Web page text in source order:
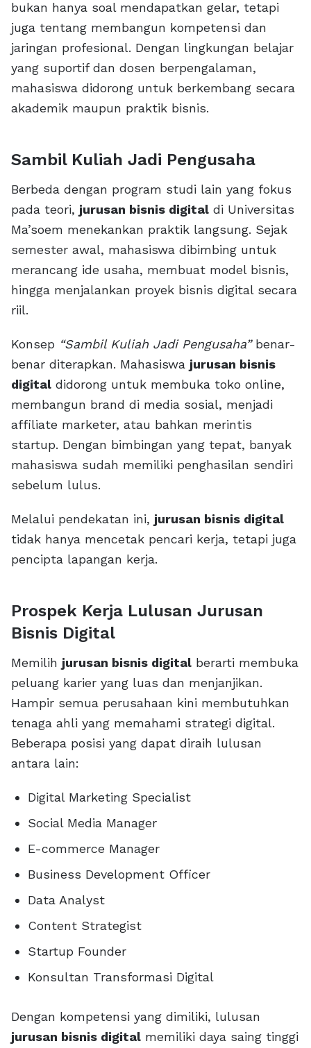
bukan hanya soal mendapatkan gelar, tetapi
juga tentang membangun kompetensi dan
jaringan profesional. Dengan lingkungan belajar
yang suportif dan dosen berpengalaman,
mahasiswa didorong untuk berkembang secara
akademik maupun praktik bisnis.
Sambil Kuliah Jadi Pengusaha
Berbeda dengan program studi lain yang fokus
pada teori, jurusan bisnis digital di Universitas
Ma’soem menekankan praktik langsung. Sejak
semester awal, mahasiswa dibimbing untuk
merancang ide usaha, membuat model bisnis,
hingga menjalankan proyek bisnis digital secara
riil.
Konsep “Sambil Kuliah Jadi Pengusaha”benar-
benar diterapkan. Mahasiswa jurusan bisnis
digital didorong untuk membuka toko online,
membangun brand di media sosial, menjadi
affiliate marketer, atau bahkan merintis
startup. Dengan bimbingan yang tepat, banyak
mahasiswa sudah memiliki penghasilan sendiri
sebelum lulus.
Melalui pendekatan ini, jurusan bisnis digital
tidak hanya mencetak pencari kerja, tetapi juga
pencipta lapangan kerja.
Prospek Kerja Lulusan Jurusan
Bisnis Digital
Memilih jurusan bisnis digital berarti membuka
peluang karier yang luas dan menjanjikan.
Hampir semua perusahaan kini membutuhkan
tenaga ahli yang memahami strategi digital.
Beberapa posisi yang dapat diraih lulusan
antara lain:
Digital Marketing Specialist
Social Media Manager
E-commerce Manager
Business Development Officer
Data Analyst
Content Strategist
Startup Founder
Konsultan Transformasi Digital
Dengan kompetensi yang dimiliki, lulusan
jurusan bisnis digital memiliki daya saing tinggi